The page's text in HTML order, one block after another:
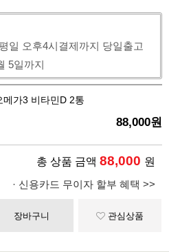
일 오후4시결제까지 당일출고
5일까지
가3 비타민D 2통
88,000원
총 상품 금액 88,000 원
· 신용카드 무이자 할부 혜택 >>
장바구니 관심상품